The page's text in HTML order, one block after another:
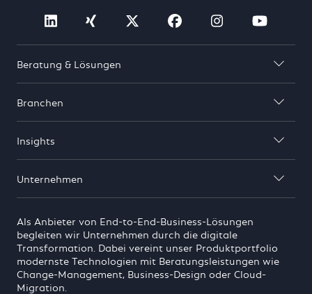
Besuche Cosmo Consult auf linkedin
Besuche Cosmo Consult auf
Besuche Cosmo Consult
Besuche Cosmo
Besuche

Beratung & Lösungen

Branchen

Insights

Unternehmen
Als Anbieter von End-to-End-Business-Lösungen
begleiten wir Unternehmen durch die digitale
Transformation. Dabei vereint unser Produktportfolio
modernste Technologien mit Beratungsleistungen wie
Change-Management, Business-Design oder Cloud-
Migration.